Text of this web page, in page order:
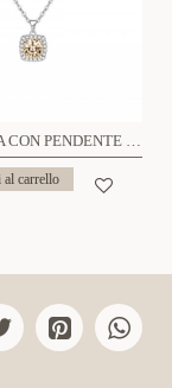
COLLANA CON PENDENTE QUADRATO IN ZIRCONE - MY25496B472
carrello